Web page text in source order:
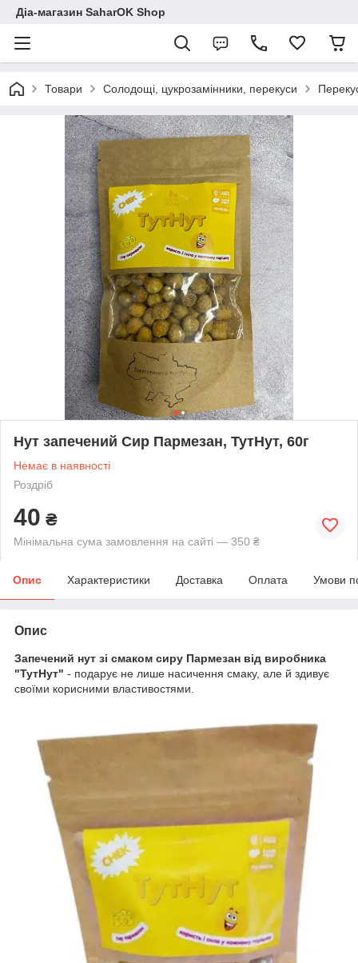
Діа-магазин SaharOK Shop
Товари Солодощі, цукрозамінники, перекуси
Нут запечений Сир Пармезан, ТутНут, 60г
Немає в наявності
Роздріб
40 ₴
Мінімальна сума замовлення на сайті — 350 ₴
Опис Характеристики Доставка Оплата Умови
Опис
Запечений нут зі смаком сиру Пармезан від виробника
"ТутНут" - подарує не лише насичення смаку, але й здивує
своїми корисними властивостями.